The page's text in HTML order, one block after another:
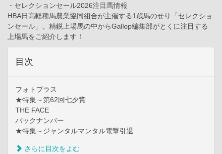
・セレクションセール2026注目馬情報
HBA日高軽種馬農業協同組合が主催する1歳馬のせり「セレクショ
ンセール」。精鋭上場馬の中からGallop編集部がとくに注目する
上場馬をご紹介します！
目次
フォトプラス
★特集～第62回七夕賞
THE FACE
バックナンバー
★特集～ジャンタルマンタル電撃引退
さらに目次をよむ